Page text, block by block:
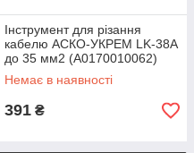
Інструмент для різання
кабелю АСКО-УКРЕМ LK-38A
до 35 мм2 (A0170010062)
Немає в наявності
391 ₴